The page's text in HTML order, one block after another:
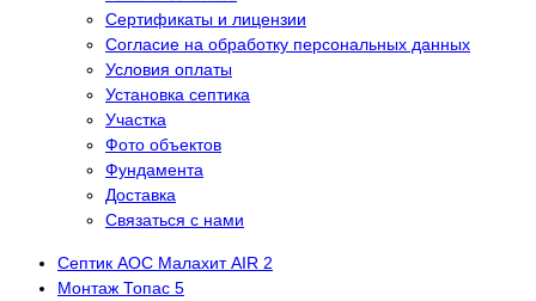
Сертификаты и лицензии
Согласие на обработку персональных данных
Условия оплаты
Установка септика
Участка
Фото объектов
Фундамента
Доставка
Связаться с нами
Септик АОС Малахит AIR 2
Монтаж Топас 5